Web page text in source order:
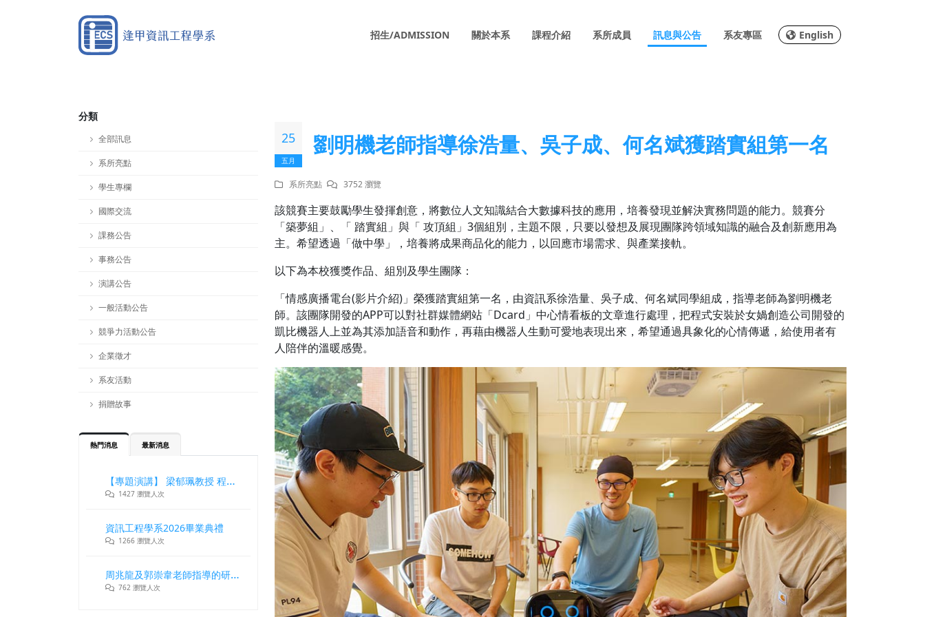
招生/ADMISSION 關於本系 課程介紹 系所成員 訊息與公告 系友專區 English
分類
全部訊息
系所亮點
學生專欄
國際交流
課務公告
事務公告
演講公告
一般活動公告
競爭力活動公告
企業徵才
系友活動
捐贈故事
熱門消息 最新消息
【專題演講】 梁郁珮教授 程式設計師在新世代記憶體與儲存系統中的角色與挑戰
1427 瀏覽人次
資訊工程學系2026畢業典禮
1266 瀏覽人次
周兆龍及郭崇韋老師指導的研究團隊獲DLT2026最佳論文獎
762 瀏覽人次
25
五月
劉明機老師指導徐浩量、吳子成、何名斌獲踏實組第一名
系所亮點 3752 瀏覽
該競賽主要鼓勵學生發揮創意，將數位人文知識結合大數據科技的應用，培養發現並解決實務問題的能力。競賽分
「築夢組」、「 踏實組」與「 攻頂組」3個組別，主題不限，只要以發想及展現團隊跨領域知識的融合及創新應用為
主。希望透過「做中學」，培養將成果商品化的能力，以回應市場需求、與產業接軌。
以下為本校獲獎作品、組別及學生團隊：
「情感廣播電台(影片介紹)」榮獲踏實組第一名，由資訊系徐浩量、吳子成、何名斌同學組成，指導老師為劉明機老
師。該團隊開發的APP可以對社群媒體網站「Dcard」中心情看板的文章進行處理，把程式安裝於女媧創造公司開發的
凱比機器人上並為其添加語音和動作，再藉由機器人生動可愛地表現出來，希望通過具象化的心情傳遞，給使用者有
人陪伴的溫暖感覺。